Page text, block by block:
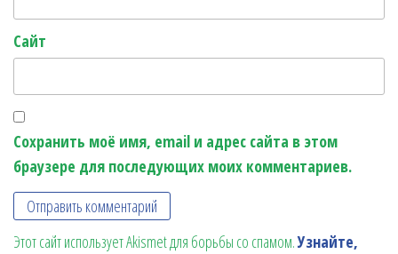
Сайт
Сохранить моё имя, email и адрес сайта в этом
браузере для последующих моих комментариев.
Этот сайт использует Akismet для борьбы со спамом.Узнайте,